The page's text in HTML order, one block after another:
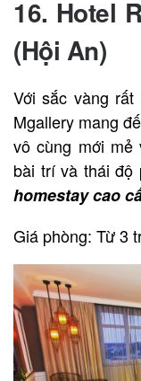
16. Hotel
(Hội An)
Với sắc vàng
Mgallery mang
vô cùng mới mẻ
bài trí và thái độ
homestay cao
Giá phòng: Từ 3